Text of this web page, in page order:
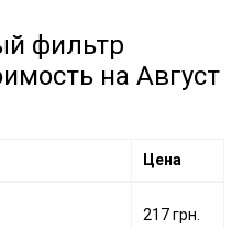
KOLBENSCHMIDT
KOLBENSCHMIDT
KOLBENSCHMIDT
KOLBENSCHMIDT
KOLBENSCHMIDT
фильтр
на Август
Цена
217 грн.